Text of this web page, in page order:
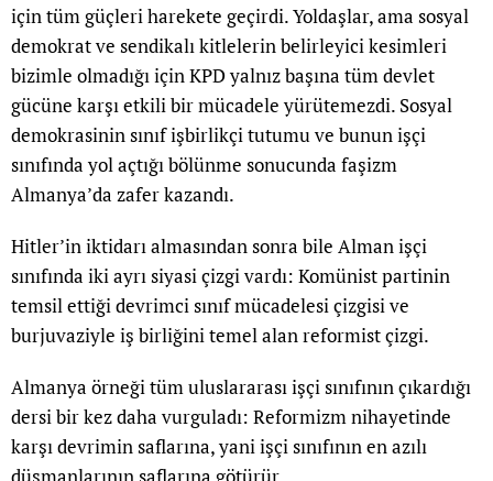
için tüm güçleri harekete geçirdi. Yoldaşlar, ama sosyal
demokrat ve sendikalı kitlelerin belirleyici kesimleri
bizimle olmadığı için KPD yalnız başına tüm devlet
gücüne karşı etkili bir mücadele yürütemezdi. Sosyal
demokrasinin sınıf işbirlikçi tutumu ve bunun işçi
sınıfında yol açtığı bölünme sonucunda faşizm
Almanya’da zafer kazandı.
Hitler’in iktidarı almasından sonra bile Alman işçi
sınıfında iki ayrı siyasi çizgi vardı: Komünist partinin
temsil ettiği devrimci sınıf mücadelesi çizgisi ve
burjuvaziyle iş birliğini temel alan reformist çizgi.
Almanya örneği tüm uluslararası işçi sınıfının çıkardığı
dersi bir kez daha vurguladı: Reformizm nihayetinde
karşı devrimin saflarına, yani işçi sınıfının en azılı